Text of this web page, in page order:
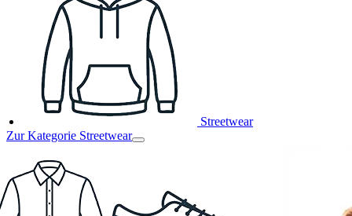
Streetwear
Zur Kategorie Streetwear